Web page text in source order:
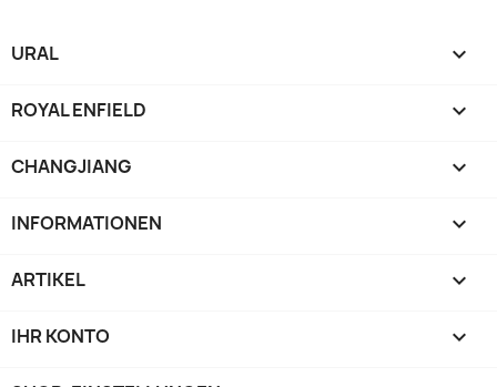
URAL 
ROYAL ENFIELD 
CHANGJIANG 
INFORMATIONEN 
ARTIKEL 
IHR KONTO 